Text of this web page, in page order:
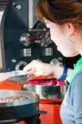
MEP
Tự Động Chuyên Sâu
Máy Điện
Năng Lượng Mặt
Ngành Điện – Điện
Nghiệp